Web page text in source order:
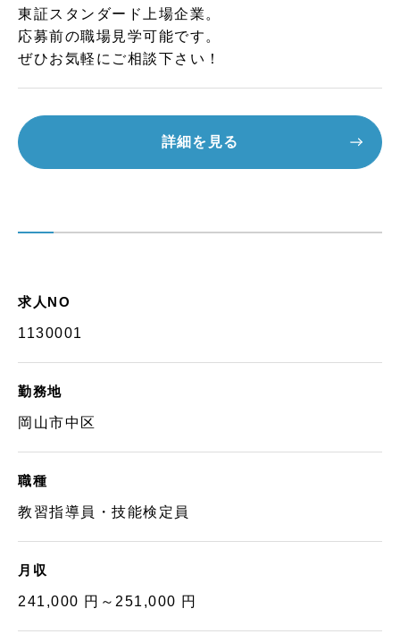
東証スタンダード上場企業。
応募前の職場見学可能です。
ぜひお気軽にご相談下さい！
詳細を見る
求人NO
1130001
勤務地
岡山市中区
職種
教習指導員・技能検定員
月収
241,000 円～251,000 円